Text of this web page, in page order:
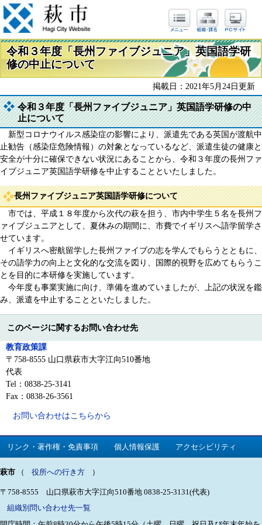
令和３年度「長州ファイブジュニア」英国語学研
修の中止について
掲載日：2021年5月24日更新
令和３年度「長州ファイブジュニア」英国語学研修の中
止について
新型コロナウイルス感染症の影響により、派遣先である英国が渡航中
止勧告（感染症危険情報）の対象となっているなど、派遣生徒の健康と
安全が十分に確保できない状況にあることから、令和３年度の長州ファ
イブジュニア英国語学研修を中止することといたしました。
長州ファイブジュニア英国語学研修について
市では、平成１８年度から次代の萩を担う、市内中学生５名を長州フ
ァイブジュニアとして、夏休みの期間に、市費でイギリスへ語学留学さ
せています。
イギリスへ密航留学した長州ファイブの志を学んでもらうとともに、
その語学力の向上と文化的な交流を図り、国際的視野を広めてもらうこ
とを目的に本研修を実施しています。
今年度も事業実施に向け、準備を進めていましたが、上記の状況を鑑
み、派遣を中止することといたしました。
このページに関するお問い合わせ先
教育政策課
〒758-8555 山口県萩市大字江向510番地
代表
Tel：0838-25-3141
Fax：0838-26-3561
お問い合わせはこちらから
リンク・著作権・免責事項 個人情報保護 アクセシビリティ
萩市 （ 役所への行き方 ）
〒758-8555 山口県萩市大字江向510番地 0838-25-3131(代表)
組織別問い合わせ先一覧